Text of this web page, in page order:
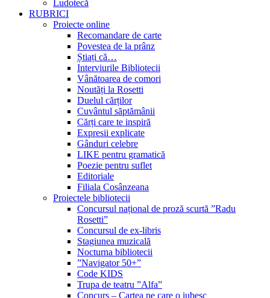
Ludotecă
RUBRICI
Proiecte online
Recomandare de carte
Povestea de la prânz
Știați că…
Interviurile Bibliotecii
Vânătoarea de comori
Noutăți la Rosetti
Duelul cărților
Cuvântul săptămânii
Cărți care te inspiră
Expresii explicate
Gânduri celebre
LIKE pentru gramatică
Poezie pentru suflet
Editoriale
Filiala Cosânzeana
Proiectele bibliotecii
Concursul național de proză scurtă ”Radu
Rosetti”
Concursul de ex-libris
Stagiunea muzicală
Nocturna bibliotecii
”Navigator 50+”
Code KIDS
Trupa de teatru ”Alfa”
Concurs – Cartea pe care o iubesc